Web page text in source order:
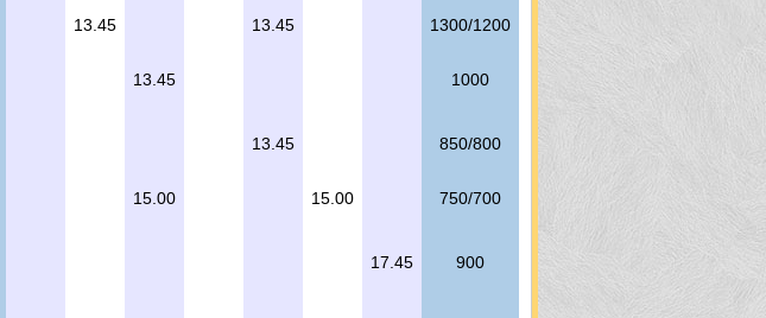
13.45 13.45
1300/1200
13.45 1000
13.45 850/800
15.00 15.00 750/700
17.45 900